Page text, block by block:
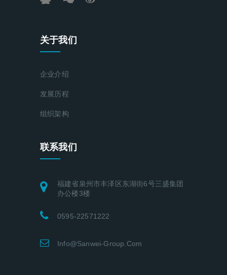
关于我们
企业介绍
发展历程
组织架构
联系我们
福建省泉州市丰泽区东湖街6号三盛集团
办公楼3楼
0595-22571222
Info@sanwei-Group.com